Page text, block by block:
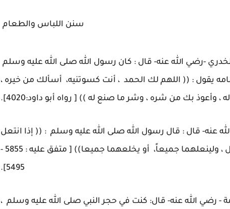
سنن اللباس والطعام
-رضي الله عنه- قال : كان رسول الله صلى الله عليه وسلم
يقول : (( اللهم لك الحمد ، أنت كسوتنيه، أسألك من خيره ،
، وأعوذ بك من شره ، وشر ما صنع له )) [ رواه أبو داود:4020].
عنه- قال : قال رسول الله صلى الله عليه وسلم : (( إذا انتعل
أحدكم فليبدأ يالمنى ، وإذا خلع فليبدأ بالشمال ، ولينعلهما جميعاً، أو يخلعهما جميعا)) [ متفق عليه : 5855 -
5495].
- رضي الله عنه- قال: كنت في حجر النبي صلى الله عليه وسلم ،